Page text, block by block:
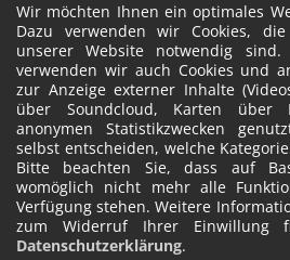
Wir möchten Ihnen ein optimales
Dazu verwenden wir Cookies,
unserer Website notwendig
verwenden wir auch Cookies und
zur Anzeige externer Inhalte
über Soundcloud, Karten
anonymen Statistikzwecken
selbst entscheiden, welche
Bitte beachten Sie, dass auf
womöglich nicht mehr alle
Verfügung stehen. Weitere
zum Widerruf Ihrer Einwillung
Datenschutzerklärung.